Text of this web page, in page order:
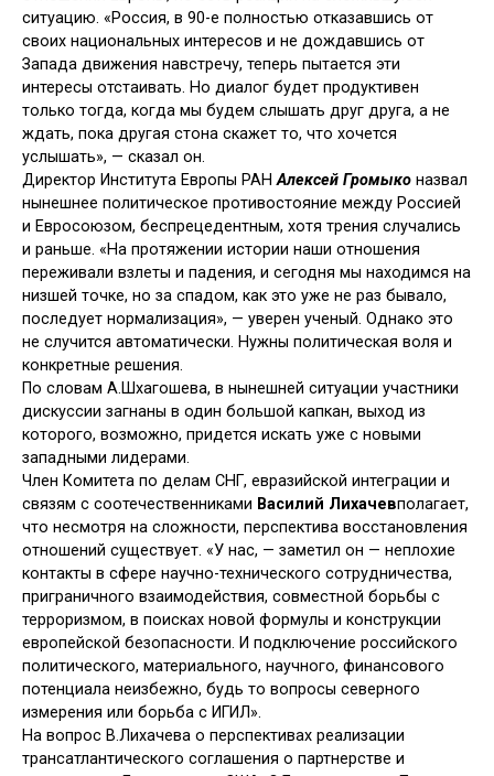
ситуацию. «Россия, в 90-е полностью отказавшись от
своих национальных интересов и не дождавшись от
Запада движения навстречу, теперь пытается эти
интересы отстаивать. Но диалог будет продуктивен
только тогда, когда мы будем слышать друг друга, а не
ждать, пока другая стона скажет то, что хочется
услышать», — сказал он.
Директор Института Европы РАНАлексей Громыко назвал
нынешнее политическое противостояние между Россией
и Евросоюзом, беспрецедентным, хотя трения случались
и раньше. «На протяжении истории наши отношения
переживали взлеты и падения, и сегодня мы находимся на
низшей точке, но за спадом, как это уже не раз бывало,
последует нормализация», — уверен ученый. Однако это
не случится автоматически. Нужны политическая воля и
конкретные решения.
По словам А.Шхагошева, в нынешней ситуации участники
дискуссии загнаны в один большой капкан, выход из
которого, возможно, придется искать уже с новыми
западными лидерами.
Член Комитета по делам СНГ, евразийской интеграции и
связям с соотечественниками Василий Лихачевполагает,
что несмотря на сложности, перспектива восстановления
отношений существует. «У нас, — заметил он — неплохие
контакты в сфере научно-технического сотрудничества,
приграничного взаимодействия, совместной борьбы с
терроризмом, в поисках новой формулы и конструкции
европейской безопасности. И подключение российского
политического, материального, научного, финансового
потенциала неизбежно, будь то вопросы северного
измерения или борьба с ИГИЛ».
На вопрос В.Лихачева о перспективах реализации
трансатлантического соглашения о партнерстве и